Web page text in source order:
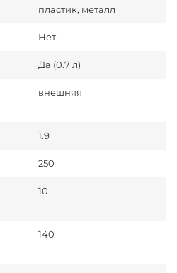
пластик, металл
Нет
Да (0.7 л)
внешняя
1.9
250
10
140